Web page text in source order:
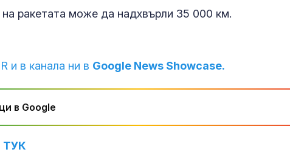
ракетата може да надхвърли 35 000 км.
и в канала ни в Google News Showcase.
в Google
ТУК